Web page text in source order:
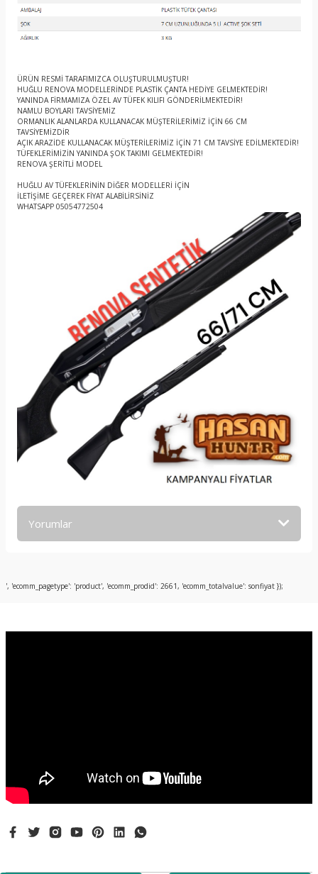
ÜRÜN RESMİ TARAFIMIZCA OLUŞTURULMUŞTUR!
HUĞLU RENOVA MODELLERİNDE PLASTİK ÇANTA HEDİYE GELMEKTEDİR!
YANINDA FİRMAMIZA ÖZEL AV TÜFEK KILIFI GÖNDERİLMEKTEDİR!
NAMLU BOYLARI TAVSİYEMİZ
ORMANLIK ALANLARDA KULLANACAK MÜŞTERİLERİMİZ İÇİN 66 CM
TAVSİYEMİZDİR
AÇIK ARAZİDE KULLANACAK MÜŞTERİLERİMİZ İÇİN 71 CM TAVSİYE EDİLMEKTEDİR!
TÜFEKLERİMİZİN YANINDA ŞOK TAKIMI GELMEKTEDİR!
RENOVA ŞERİTLİ MODEL
HUĞLU AV TÜFEKLERİNİN DİĞER MODELLERİ İÇİN
İLETİŞİME GEÇEREK FİYAT ALABİLİRSİNİZ
WHATSAPP 05054772504
Yorumlar
Bu ürüne ilk yorumu siz yapın!
', 'ecomm_pagetype': 'product', 'ecomm_prodid': 2661, 'ecomm_totalvalue': sonfiyat });